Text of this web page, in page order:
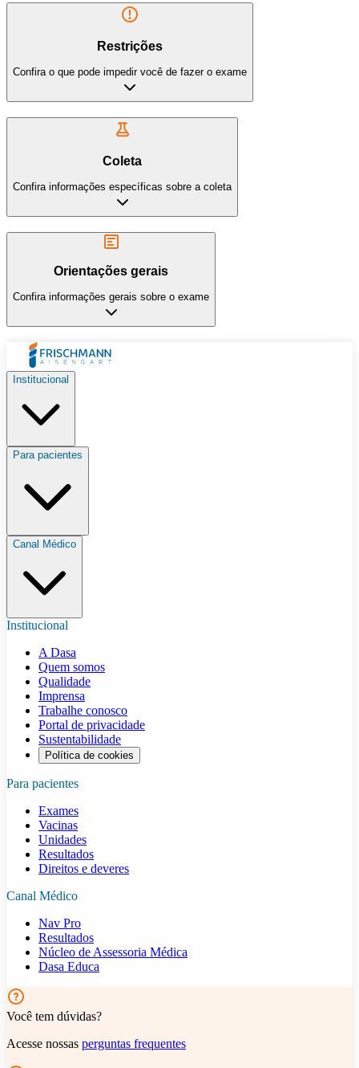
Restrições
Confira o que pode impedir você de fazer o exame
Coleta
Confira informações específicas sobre a coleta
Orientações gerais
Confira informações gerais sobre o exame
Institucional
Para pacientes
Canal Médico
Institucional
A Dasa
Quem somos
Qualidade
Imprensa
Trabalhe conosco
Portal de privacidade
Sustentabilidade
Política de cookies
Para pacientes
Exames
Vacinas
Unidades
Resultados
Direitos e deveres
Canal Médico
Nav Pro
Resultados
Núcleo de Assessoria Médica
Dasa Educa
Você tem dúvidas?
Acesse nossas perguntas frequentes